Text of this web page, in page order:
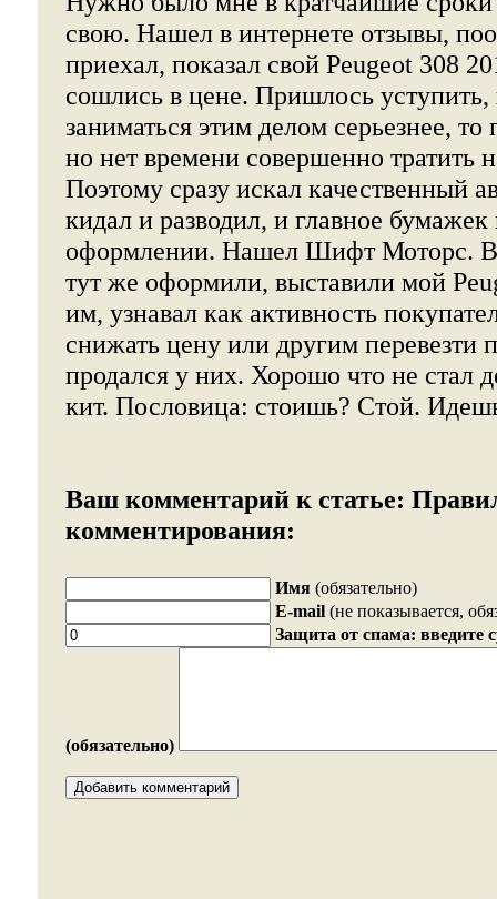
свою. Нашел в интернете отзывы,
приехал, показал свой Peugeot 308
сошлись в цене. Пришлось уступить,
заниматься этим делом серьезнее,
но нет времени совершенно тратить
Поэтому сразу искал качественный
кидал и разводил, и главное
оформлении. Нашел Шифт Моторс.
тут же оформили, выставили мой
им, узнавал как активность
снижать цену или другим перевезти
продался у них. Хорошо что не стал
кит. Пословица: стоишь? Стой.
Ваш комментарий к статье:
комментирования:
Имя (обязательно)
E-mail (не показывается,
Защита от спама: введите
(обязательно)